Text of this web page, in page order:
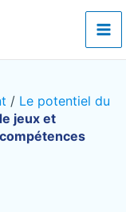
/ Le potentiel du
jeux et